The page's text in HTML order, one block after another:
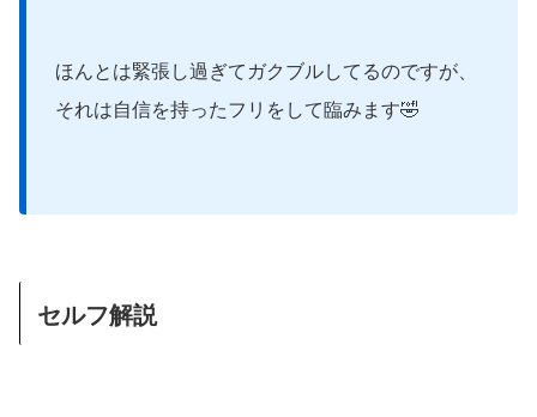
ほんとは緊張し過ぎてガクブルしてるのですが、
それは自信を持ったフリをして臨みます🤣
セルフ解説